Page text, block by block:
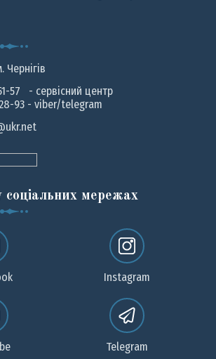
Чернiгiв
57 - сервісний центр
- viber/telegram
соціальних мережах
Instagram
Telegram